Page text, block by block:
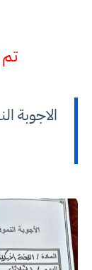
تم
الاجوبة